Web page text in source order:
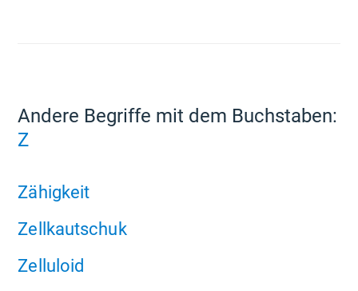
Andere Begriffe mit dem Buchstaben:
Z
Zähigkeit
Zellkautschuk
Zelluloid